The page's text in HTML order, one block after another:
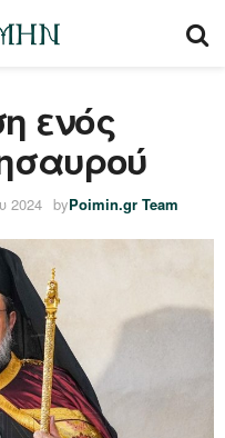
ενός
2024 byPoimin.gr Team